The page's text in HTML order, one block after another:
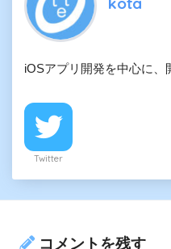
iOSアプリ開発を中心に、
Twitter
コメントを残す